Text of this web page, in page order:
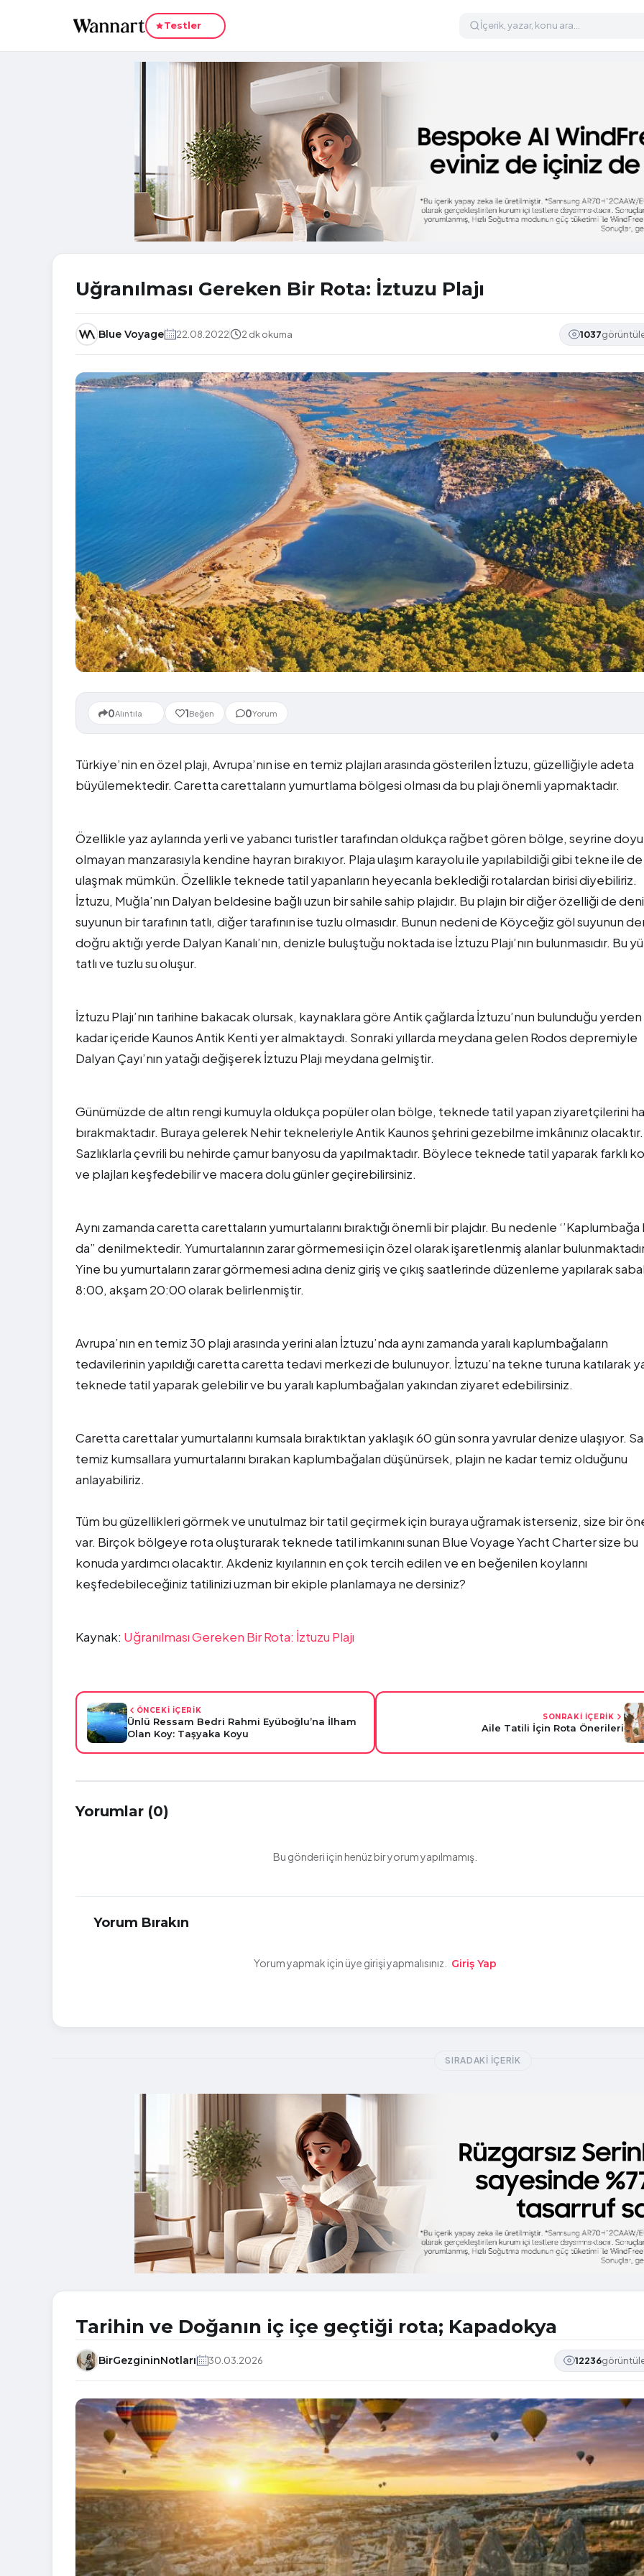
Testler
Uğranılması Gereken Bir Rota: İztuzu Plajı
Blue Voyage 22.08.2022 2 dk okuma 1037
0Alıntıla 1Beğen 0Yorum
Türkiye’nin en özel plajı, Avrupa’nın ise en temiz plajları arasında gösterilen İztuzu, güzelliğiyle adeta
büyülemektedir. Caretta carettaların yumurtlama bölgesi olması da bu plajı önemli yapmaktadır.
Özellikle yaz aylarında yerli ve yabancı turistler tarafından oldukça rağbet gören bölge, seyrine
olmayan manzarasıyla kendine hayran bırakıyor. Plaja ulaşım karayolu ile yapılabildiği gibi tekne ile de
ulaşmak mümkün. Özellikle teknede tatil yapanların heyecanla beklediği rotalardan birisi diyebiliriz.
İztuzu, Muğla’nın Dalyan beldesine bağlı uzun bir sahile sahip plajıdır. Bu plajın bir diğer özelliği de
suyunun bir tarafının tatlı, diğer tarafının ise tuzlu olmasıdır. Bunun nedeni de Köyceğiz göl suyunun
doğru aktığı yerde Dalyan Kanalı’nın, denizle buluştuğu noktada ise İztuzu Plajı’nın bulunmasıdır. Bu
tatlı ve tuzlu su oluşur.
İztuzu Plajı’nın tarihine bakacak olursak, kaynaklara göre Antik çağlarda İztuzu’nun bulunduğu
kadar içeride Kaunos Antik Kenti yer almaktaydı. Sonraki yıllarda meydana gelen Rodos depremiyle
Dalyan Çayı’nın yatağı değişerek İztuzu Plajı meydana gelmiştir.
Günümüzde de altın rengi kumuyla oldukça popüler olan bölge, teknede tatil yapan ziyaretçilerini
bırakmaktadır. Buraya gelerek Nehir tekneleriyle Antik Kaunos şehrini gezebilme imkânınız olacaktır.
Sazlıklarla çevrili bu nehirde çamur banyosu da yapılmaktadır. Böylece teknede tatil yaparak farklı
ve plajları keşfedebilir ve macera dolu günler geçirebilirsiniz.
Aynı zamanda caretta carettaların yumurtalarını bıraktığı önemli bir plajdır. Bu nedenle ‘’Kaplumbağa
da” denilmektedir. Yumurtalarının zarar görmemesi için özel olarak işaretlenmiş alanlar
Yine bu yumurtaların zarar görmemesi adına deniz giriş ve çıkış saatlerinde düzenleme yapılarak
8:00, akşam 20:00 olarak belirlenmiştir.
Avrupa’nın en temiz 30 plajı arasında yerini alan İztuzu’nda aynı zamanda yaralı kaplumbağaların
tedavilerinin yapıldığı caretta caretta tedavi merkezi de bulunuyor. İztuzu’na tekne turuna katılarak
teknede tatil yaparak gelebilir ve bu yaralı kaplumbağaları yakından ziyaret edebilirsiniz.
Caretta carettalar yumurtalarını kumsala bıraktıktan yaklaşık 60 gün sonra yavrular denize ulaşıyor.
temiz kumsallara yumurtalarını bırakan kaplumbağaları düşünürsek, plajın ne kadar temiz olduğunu
anlayabiliriz.
Tüm bu güzellikleri görmek ve unutulmaz bir tatil geçirmek için buraya uğramak isterseniz, size bir
var. Birçok bölgeye rota oluşturarak teknede tatil imkanını sunan Blue Voyage Yacht Charter size bu
konuda yardımcı olacaktır. Akdeniz kıyılarının en çok tercih edilen ve en beğenilen koylarını
keşfedebileceğiniz tatilinizi uzman bir ekiple planlamaya ne dersiniz?
Kaynak: Uğranılması Gereken Bir Rota: İztuzu Plajı
ÖNCEKİ İÇERİK
Ünlü Ressam Bedri Rahmi Eyüboğlu’na İlham
Olan Koy: Taşyaka Koyu
SONRAKİ İÇERİK
Aile Tatili İçin Rota Önerileri
Yorumlar (0)
Bu gönderi için henüz bir yorum yapılmamış.
Yorum Bırakın
Yorum yapmak için üye girişi yapmalısınız. Giriş Yap
SIRADAKI İÇERIK
Tarihin ve Doğanın iç içe geçtiği rota; Kapadokya
BirGezgininNotları 30.03.2026 12236